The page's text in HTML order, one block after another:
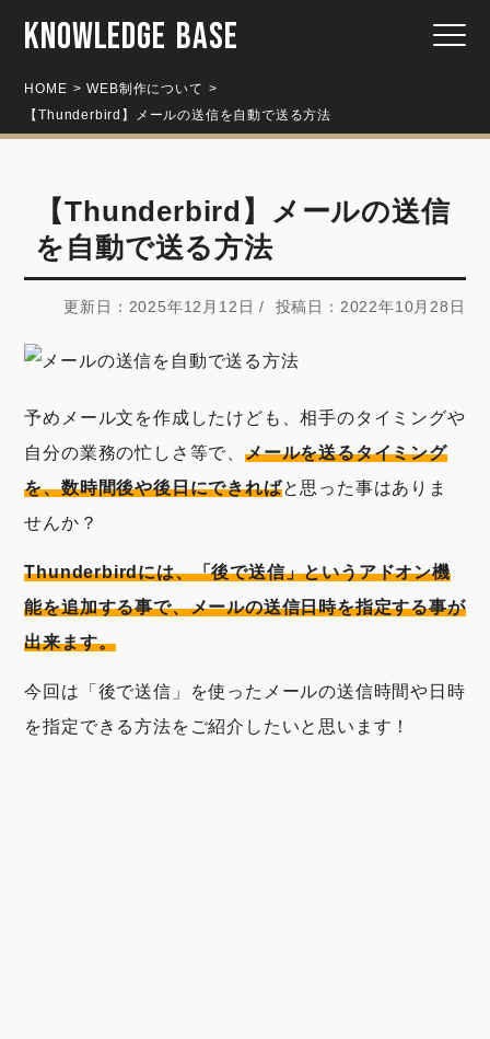
KNOWLEDGE BASE
HOME
WEB制作について
【Thunderbird】メールの送信を自動で送る方法
【Thunderbird】メールの送信
を自動で送る方法
更新日：2025年12月12日 / 投稿日：2022年10月28日
予めメール文を作成したけども、相手のタイミングや
自分の業務の忙しさ等で、メールを送るタイミング
を、数時間後や後日にできればと思った事はありま
せんか？
Thunderbirdには、「後で送信」というアドオン機
能を追加する事で、メールの送信日時を指定する事が
出来ます。
今回は「後で送信」を使ったメールの送信時間や日時
を指定できる方法をご紹介したいと思います！